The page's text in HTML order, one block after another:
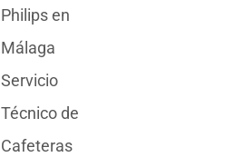
Philips en
Málaga
Servicio
Técnico de
Cafeteras